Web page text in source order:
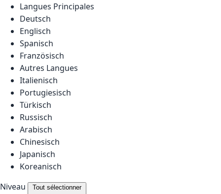
Langues Principales
Deutsch
Englisch
Spanisch
Französisch
Autres Langues
Italienisch
Portugiesisch
Türkisch
Russisch
Arabisch
Chinesisch
Japanisch
Koreanisch
Niveau
Tout sélectionner